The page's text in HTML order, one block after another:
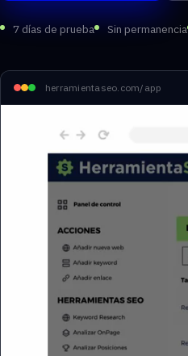
7 días de prueba Sin permanencia
herramientaseo.com/app